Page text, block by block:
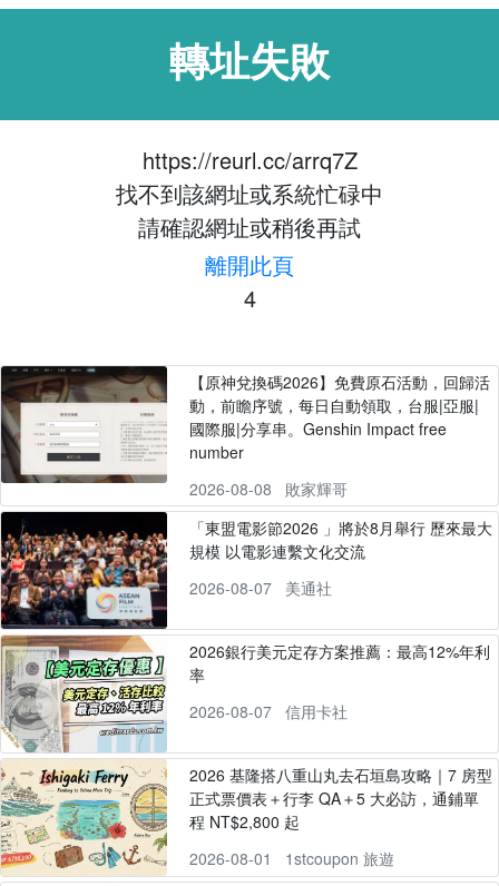
轉址失敗
https://reurl.cc/arrq7Z
找不到該網址或系統忙碌中
請確認網址或稍後再試
離開此頁
4
【原神兌換碼2026】免費原石活動，回歸活
動，前瞻序號，每日自動領取，台服|亞服|
國際服|分享串。Genshin Impact free
number
2026-08-08
敗家輝哥
「東盟電影節2026 」將於8月舉行 歷來最大
規模 以電影連繫文化交流
2026-08-07
美通社
2026銀行美元定存方案推薦：最高12%年利
率
2026-08-07
信用卡社
2026 基隆搭八重山丸去石垣島攻略｜7 房型
正式票價表＋行李 QA＋5 大必訪，通鋪單
程 NT$2,800 起
2026-08-01
1stcoupon 旅遊